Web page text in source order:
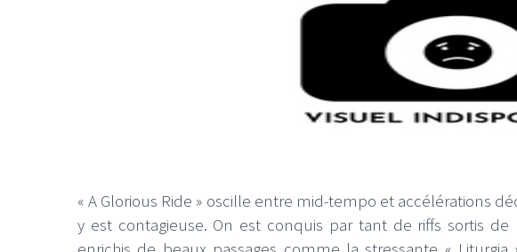
« A Glorious Ride » oscille entre mid-tempo et accélérations
y est contagieuse. On est conquis par tant de riffs sortis